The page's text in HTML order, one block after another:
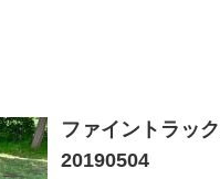
ファイントラッ
20190504